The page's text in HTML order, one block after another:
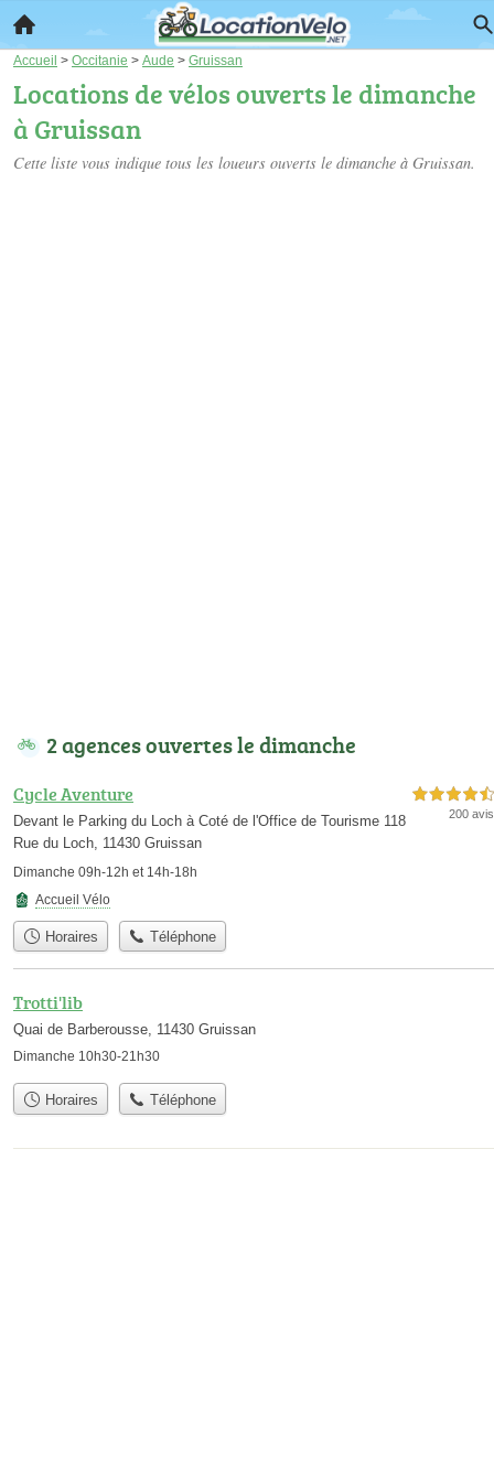
Accueil > Occitanie > Aude > Gruissan
Locations de vélos ouverts le dimanche
à Gruissan
Cette liste vous indique tous les loueurs ouverts le dimanche à Gruissan.
2 agences ouvertes le dimanche
Cycle Aventure
Devant le Parking du Loch à Coté de l'Office de Tourisme 118
Rue du Loch, 11430 Gruissan
Dimanche 09h-12h et 14h-18h
4,5 étoiles sur 5
200 avis
Accueil Vélo
Horaires Téléphone
Trotti'lib
Quai de Barberousse, 11430 Gruissan
Dimanche 10h30-21h30
Horaires Téléphone